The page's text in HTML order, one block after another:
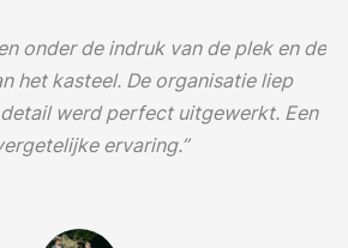
onder de indruk van de plek en de
het kasteel. De organisatie liep
werd perfect uitgewerkt. Een
ervaring.”